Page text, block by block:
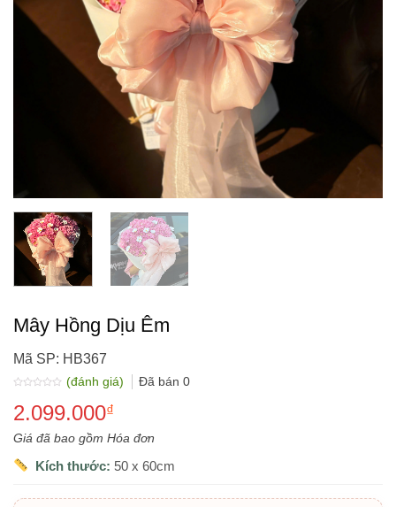
Mây Hồng Dịu Êm
Mã SP: HB367
xếp
hạng
5
sao
(đánh giá) Đã bán 0
2.099.000₫
Giá đã bao gồm Hóa đơn
Kích thước: 50 x 60cm